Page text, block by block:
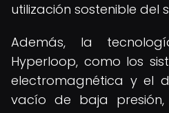
utilización sostenible del
Además, la
Hyperloop, como los
electromagnética y el
vacío de baja